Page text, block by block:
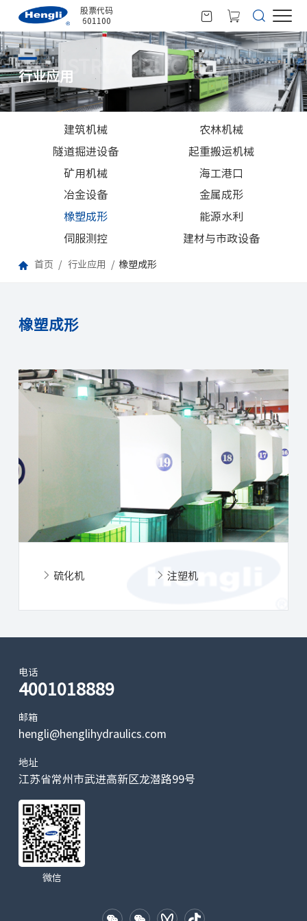
股票代码
601100
INDUSTRY APPLICATIONS
行业应用
建筑机械
农林机械
隧道掘进设备
起重搬运机械
矿用机械
海工港口
冶金设备
金属成形
橡塑成形
能源水利
伺服测控
建材与市政设备
首页 行业应用 橡塑成形
橡塑成形
硫化机 注塑机
电话
4001018889
邮箱
hengli@henglihydraulics.com
地址
江苏省常州市武进高新区龙潜路99号
微信